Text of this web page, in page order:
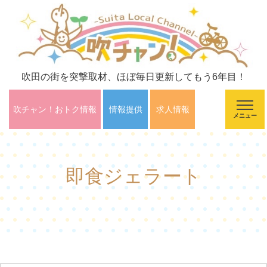
吹田の街を突撃取材、ほぼ毎日更新してもう6年目！
吹チャン！おトク情報 情報提供 求人情報
メニュー
即食ジェラート